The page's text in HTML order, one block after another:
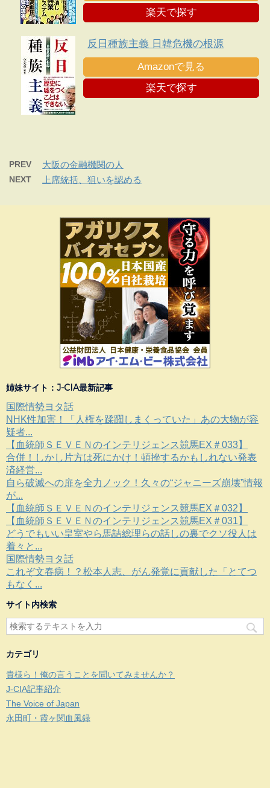
楽天で探す
反日種族主義 日韓危機の根源
Amazonで見る
楽天で探す
PREV 大阪の金融機関の人
NEXT 上席統括、狙いを認める
姉妹サイト：J-CIA最新記事
国際情勢ヨタ話
NHK性加害！「人権を蹂躙しまくっていた」あの大物が容
疑者...
【血統師ＳＥＶＥＮのインテリジェンス競馬EX＃033】
合併！しかし片方は死にかけ！頓挫するかもしれない発表
済経営...
自ら破滅への扉を全力ノック！久々の“ジャニーズ崩壊”情報
が...
【血統師ＳＥＶＥＮのインテリジェンス競馬EX＃032】
【血統師ＳＥＶＥＮのインテリジェンス競馬EX＃031】
どうでもいい皇室やら馬詰総理らの話しの裏でクソ役人は
着々と...
国際情勢ヨタ話
これぞ文春病！？松本人志、がん発覚に貢献した「とてつ
もなく...
サイト内検索
カテゴリ
貴様ら！俺の言うことを聞いてみませんか？
J-CIA記事紹介
The Voice of Japan
永田町・霞ヶ関血風録